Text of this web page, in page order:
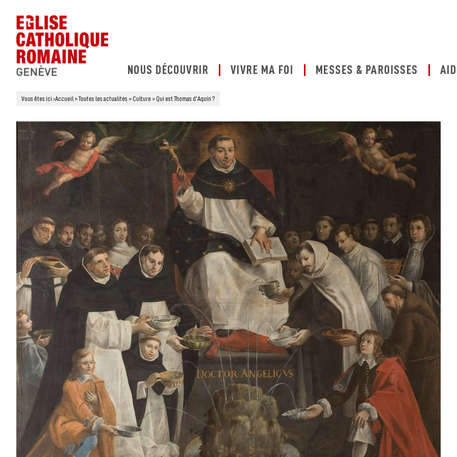
NOUS DÉCOUVRIR VIVRE MA FOI MESSES & PAROISSES
Vous êtes ici ›Accueil >Toutes les actualités > Culture > Qui est Thomas d’Aquin ?